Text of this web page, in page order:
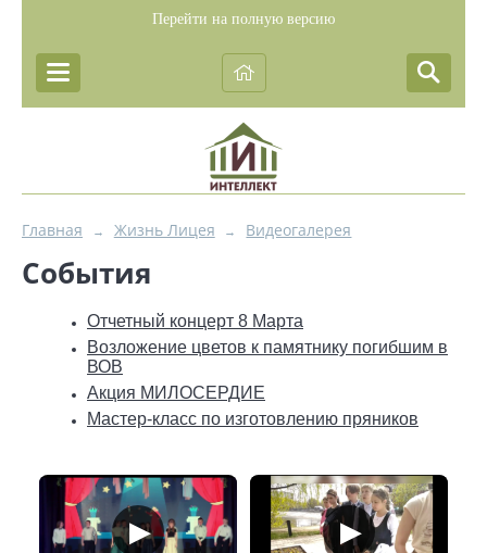
Перейти на полную версию
Главная → Жизнь Лицея → Видеогалерея
События
Отчетный концерт 8 Марта
Возложение цветов к памятнику погибшим в
ВОВ
Акция МИЛОСЕРДИЕ
Мастер-класс по изготовлению пряников
▶ ▶